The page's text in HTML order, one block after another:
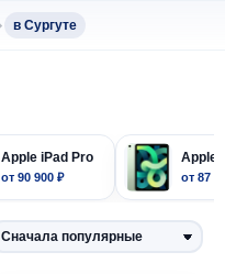
в Сургуте
Apple iPad Pro
от 90 900 ₽
Apple
от 87